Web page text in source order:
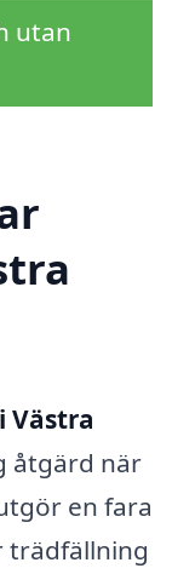
utan
Västra
åtgärd när
en fara
trädfällning